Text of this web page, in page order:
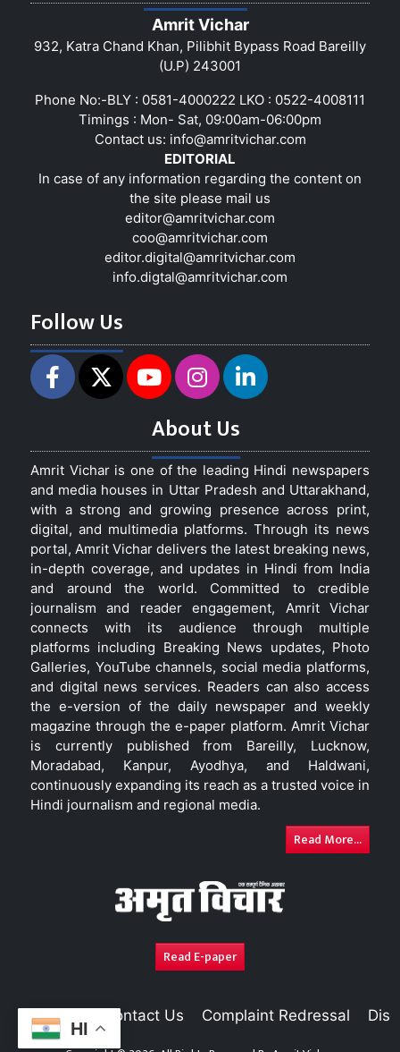
HI
Amrit Vichar
932, Katra Chand Khan, Pilibhit Bypass Road Bareilly
(U.P) 243001
Phone No:-BLY : 0581-4000222 LKO : 0522-4008111
Timings : Mon- Sat, 09:00am-06:00pm
Contact us: info@amritvichar.com
EDITORIAL
In case of any information regarding the content on
the site please mail us
editor@amritvichar.com
coo@amritvichar.com
editor.digital@amritvichar.com
info.digtal@amritvichar.com
Follow Us
About Us
Amrit Vichar is one of the leading Hindi newspapers
and media houses in Uttar Pradesh and Uttarakhand,
with a strong and growing presence across print,
digital, and multimedia platforms. Through its news
portal, Amrit Vichar delivers the latest breaking news,
in-depth coverage, and updates in Hindi from India
and around the world. Committed to credible
journalism and reader engagement, Amrit Vichar
connects with its audience through multiple
platforms including Breaking News updates, Photo
Galleries, YouTube channels, social media platforms,
and digital news services. Readers can also access
the e-version of the daily newspaper and weekly
magazine through the e-paper platform. Amrit Vichar
is currently published from Bareilly, Lucknow,
Moradabad, Kanpur, Ayodhya, and Haldwani,
continuously expanding its reach as a trusted voice in
Hindi journalism and regional media.
Read More...
Read E-paper
About Us Contact Us Complaint Redressal